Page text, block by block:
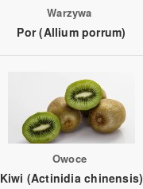
Warzywa
Por (Allium porrum)
Owoce
Kiwi (Actinidia chinensis)